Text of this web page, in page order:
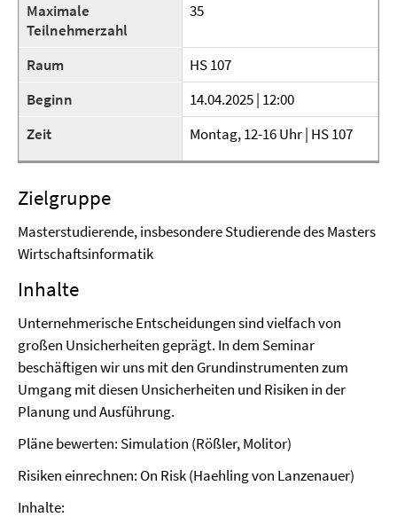
Maximale
Teilnehmerzahl
35
Raum
HS 107
Beginn
14.04.2025 | 12:00
Zeit
Montag, 12-16 Uhr | HS 107
Zielgruppe
Masterstudierende, insbesondere Studierende des Masters
Wirtschaftsinformatik
Inhalte
Unternehmerische Entscheidungen sind vielfach von
großen Unsicherheiten geprägt. In dem Seminar
beschäftigen wir uns mit den Grundinstrumenten zum
Umgang mit diesen Unsicherheiten und Risiken in der
Planung und Ausführung.
Pläne bewerten: Simulation (Rößler, Molitor)
Risiken einrechnen: On Risk (Haehling von Lanzenauer)
Inhalte: